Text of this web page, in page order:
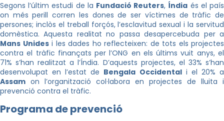
Segons l’últim estudi de la Fundació Reuters, Índia és el país
on més perill corren les dones de ser víctimes de tràfic de
persones; inclòs el treball forçós, l’esclavitud sexual i la servitud
domèstica. Aquesta realitat no passa desapercebuda per a
Mans Unidesi les dades ho reflecteixen: de tots els projectes
contra el tràfic finançats per l’ONG en els últims vuit anys, el
71% s’han realitzat a l’Índia. D’aquests projectes, el 33% s’han
desenvolupat en l’estat de Bengala Occidentali el 20% a
Assam on l’organització col·labora en projectes de lluita i
prevenció contra el tràfic.
Programa de prevenció